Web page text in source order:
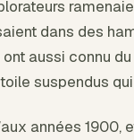
dans des
aussi connu
suspendus
années